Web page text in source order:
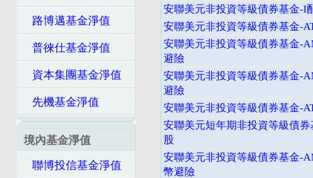
路博邁基金淨值
普徠仕基金淨值
資本集團基金淨值
先機基金淨值
境內基金淨值
聯博投信基金淨值
安聯美元非投資等級債券基金-I
安聯美元非投資等級債券基金-
安聯美元非投資等級債券基金-
避險
安聯美元非投資等級債券基金-
避險
安聯美元非投資等級債券基金-
安聯美元短年期非投資等級債
股
安聯美元非投資等級債券基金-
幣避險